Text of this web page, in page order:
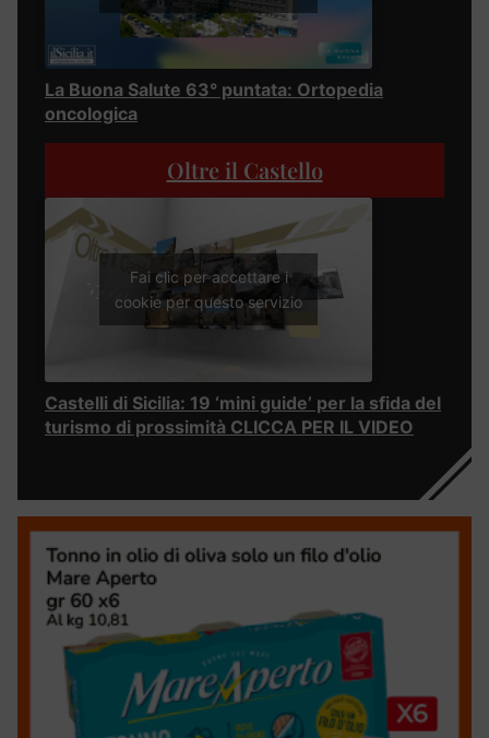
La Buona Salute 63° puntata: Ortopedia
oncologica
Oltre il Castello
Fai clic per accettare i
cookie per questo servizio
Castelli di Sicilia: 19 ‘mini guide’ per la sfida del
turismo di prossimità CLICCA PER IL VIDEO